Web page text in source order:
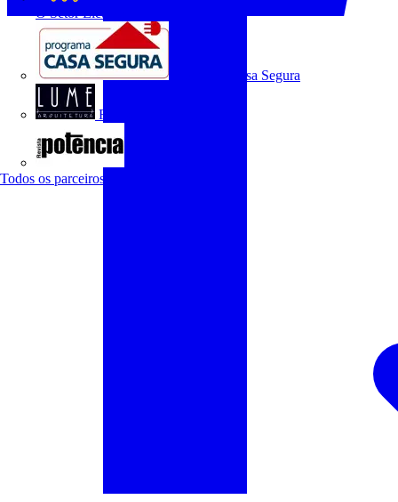
O Setor Elétrico
Programa Casa Segura
Revista Lume Arquitetura
Todos os parceiros